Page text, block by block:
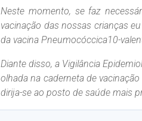
Neste momento, se faz
vacinação das nossas crianças
da vacina Pneumocóccica10-
Diante disso, a Vigilância
olhada na caderneta de
dirija-se ao posto de saúde mais